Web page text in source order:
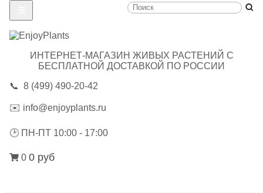
ИНТЕРНЕТ-МАГАЗИН ЖИВЫХ РАСТЕНИЙ С
БЕСПЛАТНОЙ ДОСТАВКОЙ ПО РОССИИ
📞 8 (499) 490-20-42
✉️ info@enjoyplants.ru
🕑 ПН-ПТ 10:00 - 17:00
0 0 руб